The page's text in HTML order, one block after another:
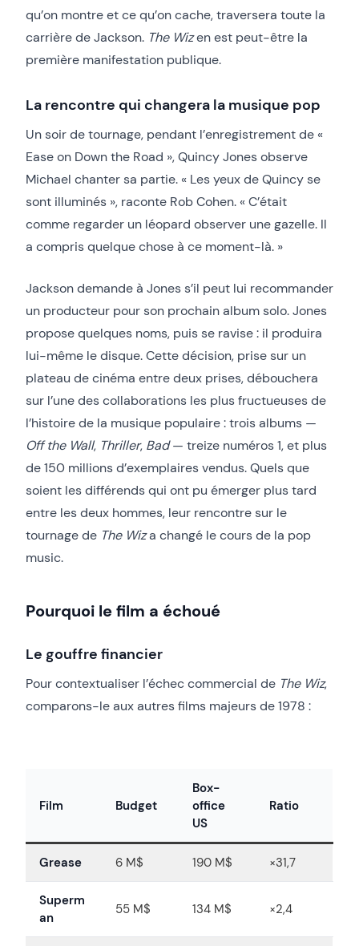
qu’on montre et ce qu’on cache, traversera toute la
carrière de Jackson. The Wizen est peut-être la
première manifestation publique.
La rencontre qui changera la musique pop
Un soir de tournage, pendant l’enregistrement de «
Ease on Down the Road », Quincy Jones observe
Michael chanter sa partie. « Les yeux de Quincy se
sont illuminés », raconte Rob Cohen. « C’était
comme regarder un léopard observer une gazelle. Il
a compris quelque chose à ce moment-là. »
Jackson demande à Jones s’il peut lui recommander
un producteur pour son prochain album solo. Jones
propose quelques noms, puis se ravise : il produira
lui-même le disque. Cette décision, prise sur un
plateau de cinéma entre deux prises, débouchera
sur l’une des collaborations les plus fructueuses de
l’histoire de la musique populaire : trois albums —
Off the Wall, Thriller, Bad— treize numéros 1, et plus
de 150 millions d’exemplaires vendus. Quels que
soient les différends qui ont pu émerger plus tard
entre les deux hommes, leur rencontre sur le
tournage de The Wiza changé le cours de la pop
music.
Pourquoi le film a échoué
Le gouffre financier
Pour contextualiser l’échec commercial de The Wiz,
comparons-le aux autres films majeurs de 1978 :
Film Budget
Box-
office
US
Ratio
Grease 6 M$ 190 M$ ×31,7
Superm
an
55 M$ 134 M$ ×2,4